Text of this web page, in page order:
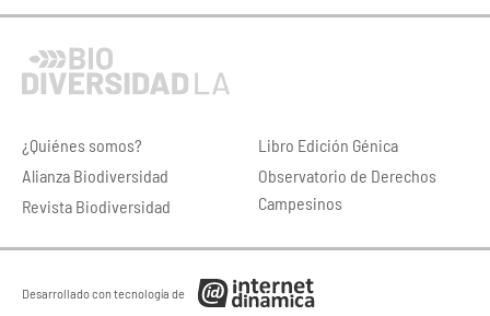
¿Quiénes somos?
Alianza Biodiversidad
Revista Biodiversidad
Libro Edición Génica
Observatorio de Derechos
Campesinos